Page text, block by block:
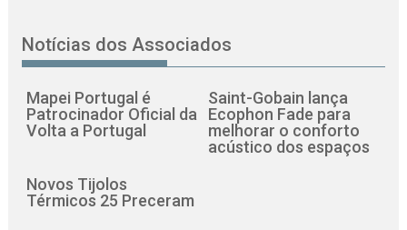
Notícias dos Associados
Mapei Portugal é
Patrocinador Oficial da
Volta a Portugal
Saint-Gobain lança
Ecophon Fade para
melhorar o conforto
acústico dos espaços
Novos Tijolos
Térmicos 25 Preceram